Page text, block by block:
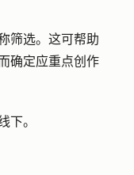
筛选。这可帮助
确定应重点创作
下。